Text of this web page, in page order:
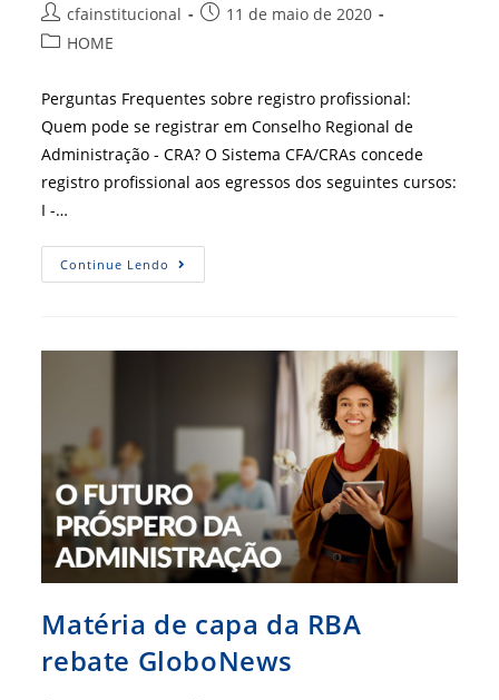
Autor
do
cfainstitucional
Post11 de maio de 2020
Categoria
HOME
Perguntas Frequentes sobre registro profissional:
Quem pode se registrar em Conselho Regional de
Administração - CRA? O Sistema CFA/CRAs concede
registro profissional aos egressos dos seguintes cursos:
I -…
Continue Lendo Sobre
O
Matéria de capa da RBA
rebate GloboNews